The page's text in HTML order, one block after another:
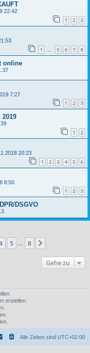
22:42
1 2 3
1 … 5 6 7 8
online
7:27
1 2 3
1 2
20:23
1 2 3 4 5 6
8:50
1 2 3
DSGVO
5 8
Gehe zu
erstellen.
Alle Zeiten sind UTC+02:00